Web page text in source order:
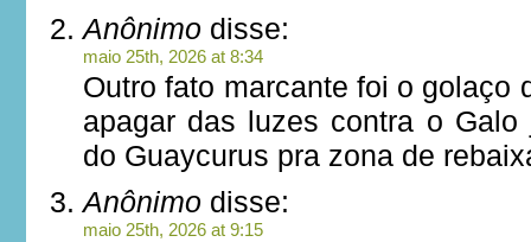
Anônimo disse:
maio 25th, 2026 at 8:34
Outro fato marcante foi o golaço
apagar das luzes contra o Galo
do Guaycurus pra zona de
Anônimo disse:
maio 25th, 2026 at 9:15